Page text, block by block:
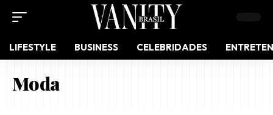
LIFESTYLE BUSINESS CELEBRIDADES
Moda